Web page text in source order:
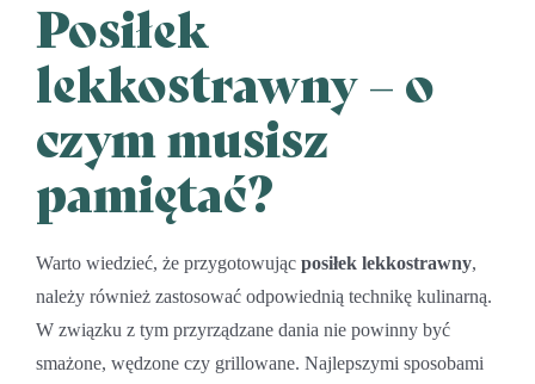
Posiłek
lekkostrawny – o
czym musisz
pamiętać?
Warto wiedzieć, że przygotowującposiłek lekkostrawny,
należy również zastosować odpowiednią technikę kulinarną.
W związku z tym przyrządzane dania nie powinny być
smażone, wędzone czy grillowane. Najlepszymi sposobami